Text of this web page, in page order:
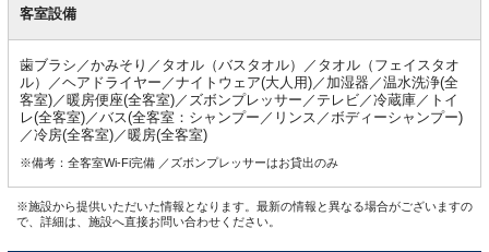
客室設備
歯ブラシ／かみそり／タオル（バスタオル）／タオル（フェイスタオ
ル）／ヘアドライヤー／ナイトウェア(大人用)／加湿器／温水洗浄(全
客室)／暖房便座(全客室)／ズボンプレッサー／テレビ／冷蔵庫／トイ
レ(全客室)／バス(全客室：シャンプー／リンス／ボディーシャンプー)
／冷房(全客室)／暖房(全客室)
※備考：全客室Wi-Fi完備 ／ズボンプレッサーはお貸出のみ
※施設から提供いただいた情報となります。最新の情報と異なる場合がございますの
で、詳細は、施設へ直接お問い合わせください。